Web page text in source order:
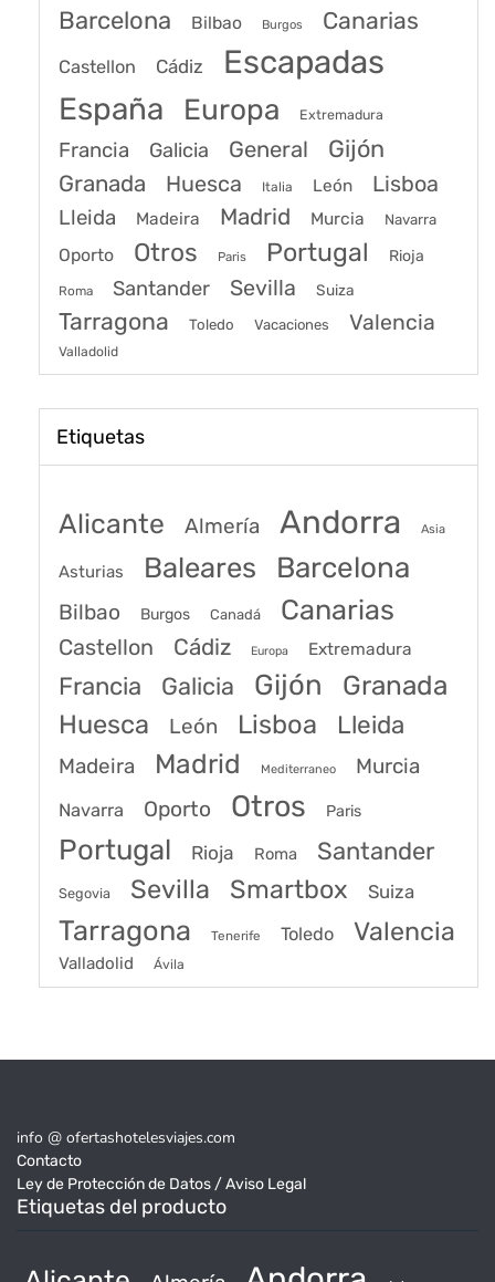
Barcelona Bilbao Burgos Canarias
Castellon Cádiz Escapadas
España Europa Extremadura
Francia Galicia General Gijón
Granada Huesca Italia León Lisboa
Lleida Madeira Madrid Murcia Navarra
Oporto Otros Paris Portugal Rioja
Roma Santander Sevilla Suiza
Tarragona Toledo Vacaciones Valencia
Valladolid
Etiquetas
Alicante Almería Andorra Asia
Asturias Baleares Barcelona
Bilbao Burgos Canadá Canarias
Castellon Cádiz Europa Extremadura
Francia Galicia Gijón Granada
Huesca León Lisboa Lleida
Madeira Madrid Mediterraneo Murcia
Navarra Oporto Otros Paris
Portugal Rioja Roma Santander
Segovia Sevilla Smartbox Suiza
Tarragona Tenerife Toledo Valencia
Valladolid Ávila
info @ ofertashotelesviajes.com
Contacto
Ley de Protección de Datos / Aviso Legal
Etiquetas del producto